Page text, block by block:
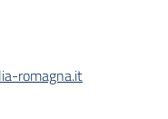
romagna.it